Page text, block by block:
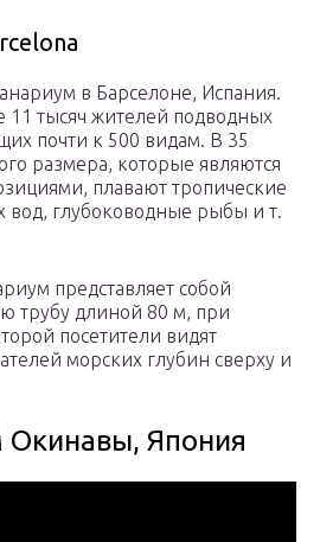
в Барселоне, Испания.
тысяч жителей подводных
почти к 500 видам. В 35
размера, которые являются
плавают тропические
глубоководные рыбы и т.
представляет собой
трубу длиной 80 м, при
посетители видят
морских глубин сверху и
Окинавы, Япония